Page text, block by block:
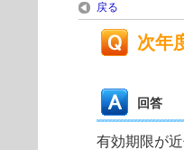
戻る
次年
回答
有効期限が